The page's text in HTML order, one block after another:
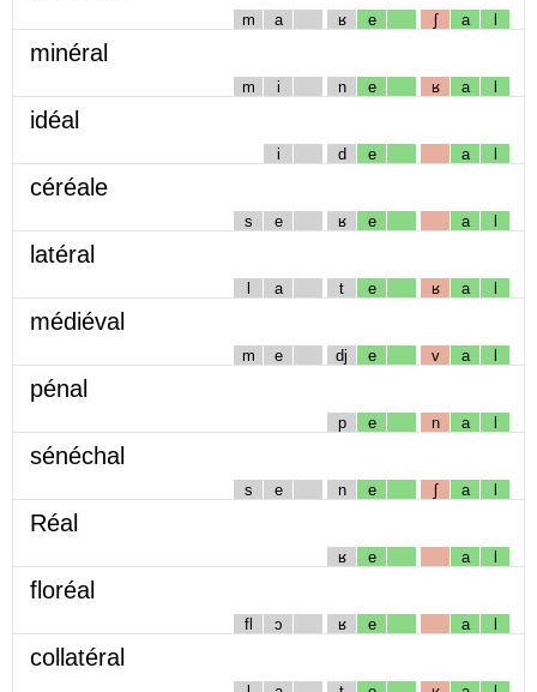
m a ʁ e ʃ a l
minéral
m i n e ʁ a l
idéal
i d e a l
céréale
s e ʁ e a l
latéral
l a t e ʁ a l
médiéval
m e dj e v a l
pénal
p e n a l
sénéchal
s e n e ʃ a l
Réal
ʁ e a l
floréal
fl ɔ ʁ e a l
collatéral